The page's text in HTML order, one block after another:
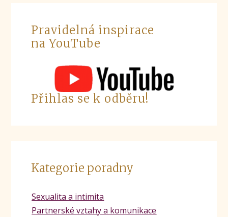
Pravidelná inspirace
na YouTube
Přihlas se k odběru!
Kategorie poradny
Sexualita a intimita
Partnerské vztahy a komunikace